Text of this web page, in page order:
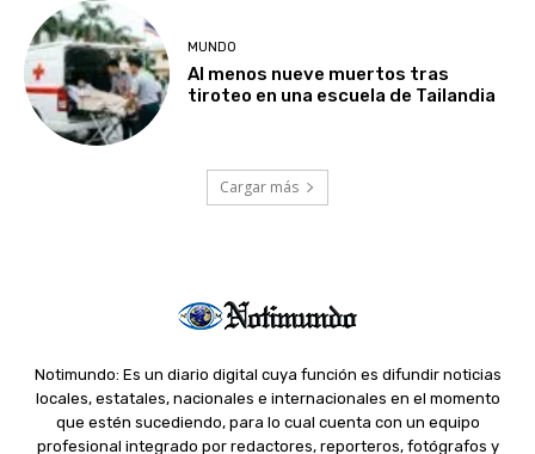
MUNDO
Al menos nueve muertos tras
tiroteo en una escuela de Tailandia
Cargar más
Notimundo: Es un diario digital cuya función es difundir noticias
locales, estatales, nacionales e internacionales en el momento
que estén sucediendo, para lo cual cuenta con un equipo
profesional integrado por redactores, reporteros, fotógrafos y